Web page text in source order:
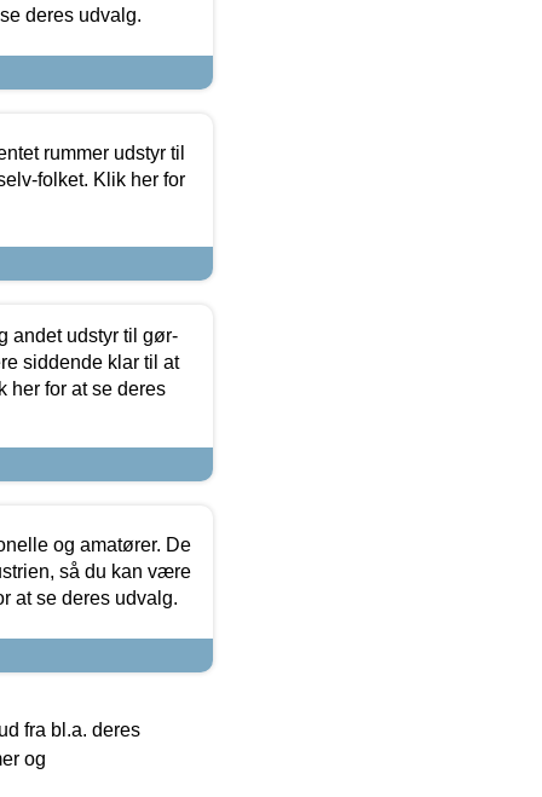
deres udvalg.
rummer udstyr til
folket. Klik her for
andet udstyr til gør-
siddende klar til at
her for at se deres
og amatører. De
så du kan være
at se deres udvalg.
fra bl.a. deres
og